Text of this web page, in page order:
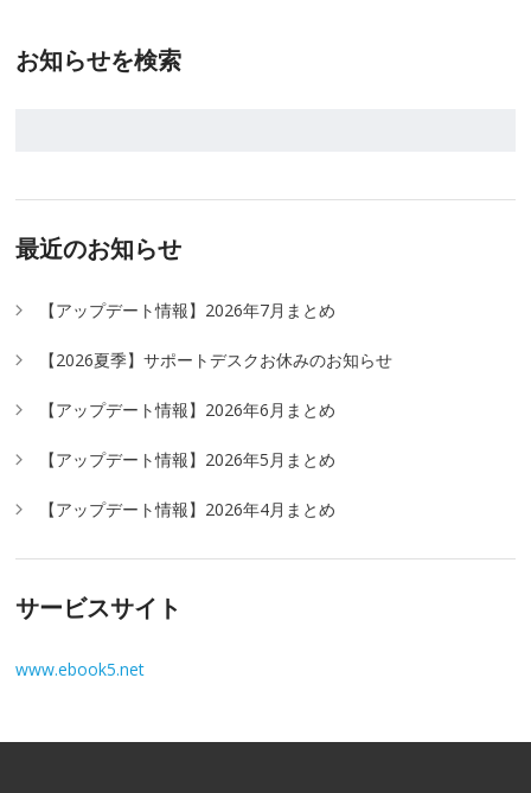
お知らせを検索
最近のお知らせ
【アップデート情報】2026年7月まとめ
【2026夏季】サポートデスクお休みのお知らせ
【アップデート情報】2026年6月まとめ
【アップデート情報】2026年5月まとめ
【アップデート情報】2026年4月まとめ
サービスサイト
www.ebook5.net